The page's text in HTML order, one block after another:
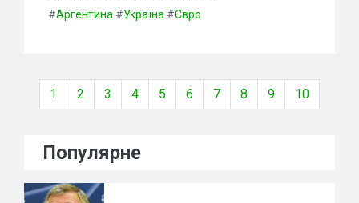
#Аргентина #Україна #Євро
1 2 3 4 5 6 7 8 9 10
Популярне